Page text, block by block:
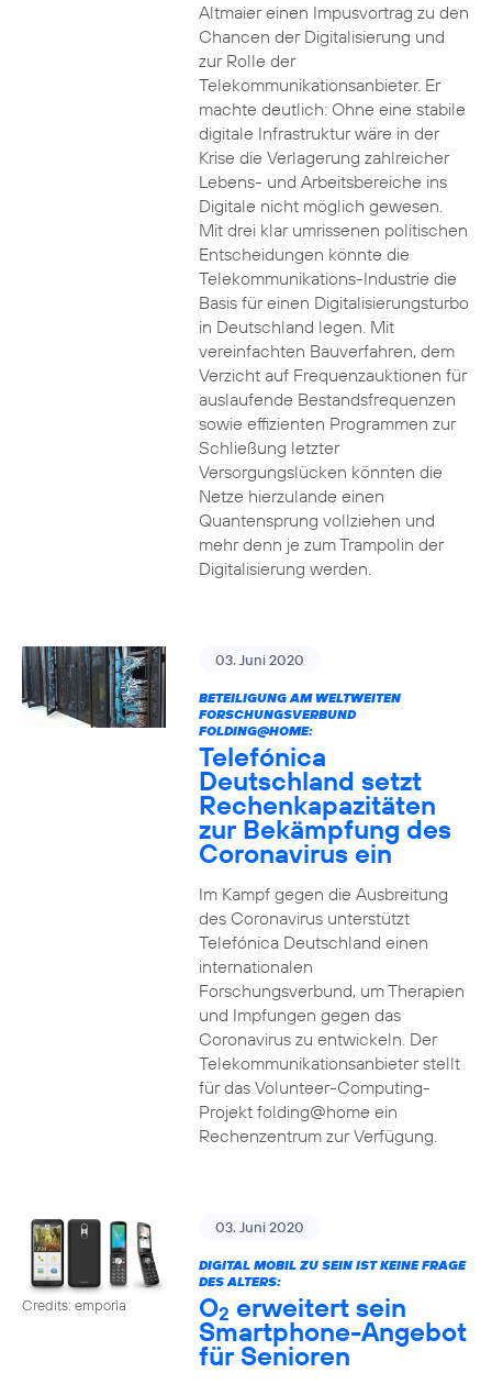
Altmaier einen Impusvortrag zu den
Chancen der Digitalisierung und
zur Rolle der
Telekommunikationsanbieter. Er
machte deutlich: Ohne eine stabile
digitale Infrastruktur wäre in der
Krise die Verlagerung zahlreicher
Lebens- und Arbeitsbereiche ins
Digitale nicht möglich gewesen.
Mit drei klar umrissenen politischen
Entscheidungen könnte die
Telekommunikations-Industrie die
Basis für einen Digitalisierungsturbo
in Deutschland legen. Mit
vereinfachten Bauverfahren, dem
Verzicht auf Frequenzauktionen für
auslaufende Bestandsfrequenzen
sowie effizienten Programmen zur
Schließung letzter
Versorgungslücken könnten die
Netze hierzulande einen
Quantensprung vollziehen und
mehr denn je zum Trampolin der
Digitalisierung werden.
03. Juni 2020
BETEILIGUNG AM WELTWEITEN
FORSCHUNGSVERBUND
FOLDING@HOME:
Telefónica
Deutschland setzt
Rechenkapazitäten
zur Bekämpfung des
Coronavirus ein
Im Kampf gegen die Ausbreitung
des Coronavirus unterstützt
Telefónica Deutschland einen
internationalen
Forschungsverbund, um Therapien
und Impfungen gegen das
Coronavirus zu entwickeln. Der
Telekommunikationsanbieter stellt
für das Volunteer-Computing-
Projekt folding@home ein
Rechenzentrum zur Verfügung.
Credits: emporia
03. Juni 2020
DIGITAL MOBIL ZU SEIN IST KEINE FRAGE
DES ALTERS:
O2 erweitert sein
Smartphone-Angebot
für Senioren